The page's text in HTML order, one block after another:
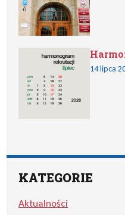
14 lipca
KATEGORIE
Aktualności